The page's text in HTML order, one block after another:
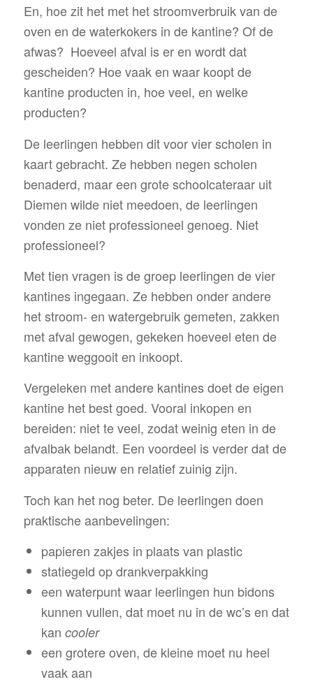
En, hoe zit het met het stroomverbruik van de
oven en de waterkokers in de kantine? Of de
afwas? Hoeveel afval is er en wordt dat
gescheiden? Hoe vaak en waar koopt de
kantine producten in, hoe veel, en welke
producten?
De leerlingen hebben dit voor vier scholen in
kaart gebracht. Ze hebben negen scholen
benaderd, maar een grote schoolcateraar uit
Diemen wilde niet meedoen, de leerlingen
vonden ze niet professioneel genoeg. Niet
professioneel?
Met tien vragen is de groep leerlingen de vier
kantines ingegaan. Ze hebben onder andere
het stroom- en watergebruik gemeten, zakken
met afval gewogen, gekeken hoeveel eten de
kantine weggooit en inkoopt.
Vergeleken met andere kantines doet de eigen
kantine het best goed. Vooral inkopen en
bereiden: niet te veel, zodat weinig eten in de
afvalbak belandt. Een voordeel is verder dat de
apparaten nieuw en relatief zuinig zijn.
Toch kan het nog beter. De leerlingen doen
praktische aanbevelingen:
papieren zakjes in plaats van plastic
statiegeld op drankverpakking
een waterpunt waar leerlingen hun bidons
kunnen vullen, dat moet nu in de wc’s en dat
kan cooler
een grotere oven, de kleine moet nu heel
vaak aan